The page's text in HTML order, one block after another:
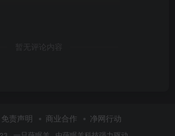
暂无评论内容
免责声明 商业合作 净网行动